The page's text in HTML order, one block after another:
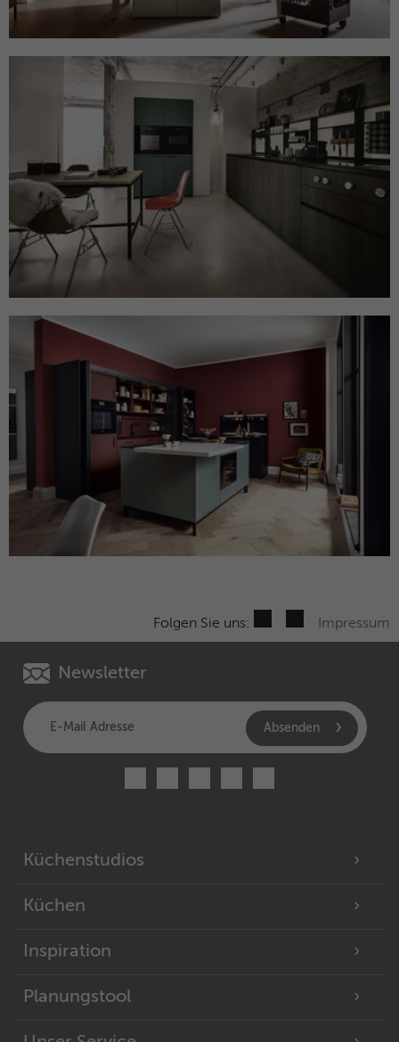
Folgen Sie uns: Impressum
Newsletter
Absenden
Küchen
Inspiration
Planungstool
Küchenstudios